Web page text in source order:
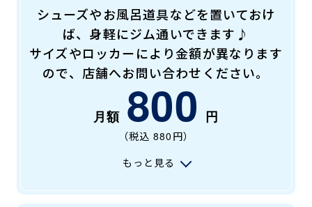
シューズやお風呂道具などを置いておけ
ば、身軽にジム通いできます♪
サイズやロッカーにより金額が異なります
ので、店舗へお問い合わせください。
800
（税込 880 円）
もっと見る